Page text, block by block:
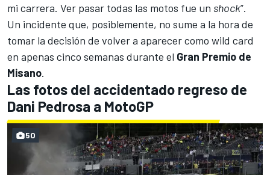
mi carrera. Ver pasar todas las motos fue un shock”.
Un incidente que, posiblemente, no sume a la hora de
tomar la decisión de volver a aparecer como wild card
en apenas cinco semanas durante el Gran Premio de
Misano.
Las fotos del accidentado regreso de
Dani Pedrosa a MotoGP
50